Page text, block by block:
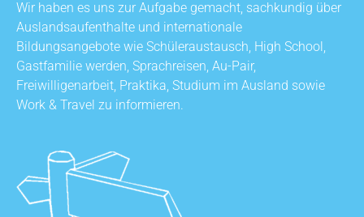
Wir haben es uns zur Aufgabe gemacht, sachkundig über
Auslandsaufenthalte und internationale
Bildungsangebote wie Schüleraustausch, High School,
Gastfamilie werden, Sprachreisen, Au-Pair,
Freiwilligenarbeit, Praktika, Studium im Ausland sowie
Work & Travel zu informieren.